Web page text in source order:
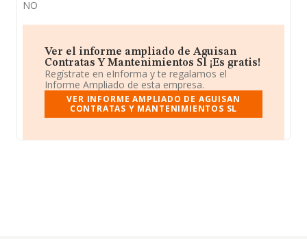
NO
Ver el informe ampliado de Aguisan
Contratas Y Mantenimientos Sl ¡Es gratis!
Regístrate en eInforma y te regalamos el
Informe Ampliado de esta empresa.
VER INFORME AMPLIADO DE AGUISAN
CONTRATAS Y MANTENIMIENTOS SL